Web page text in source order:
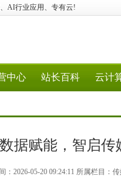
AI行业应用、专有云!
中心 站长百科 云计
据赋能，智启
：2026-05-20 09:24:11 所属栏目：